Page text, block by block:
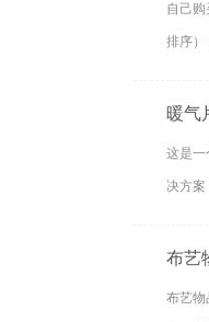
自己
暖气
这是一
布艺
布艺物